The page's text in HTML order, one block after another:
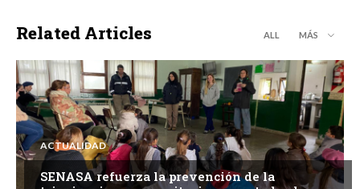
Related Articles ALL MÁS
ACTUALIDAD
SENASA refuerza la prevención de la